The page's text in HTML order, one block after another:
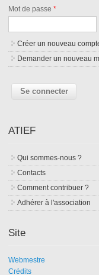
Mot de passe*
Créer un nouveau
Demander un nouveau
ATIEF
Qui sommes-nous ?
Contacts
Comment contribuer ?
Adhérer à l'association
Site
Webmestre
Crédits